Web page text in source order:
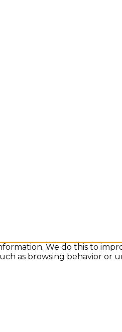
We do this to
as browsing behavior or